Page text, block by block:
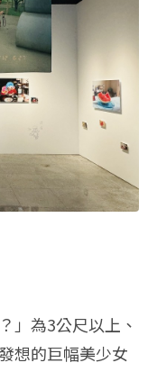
」為3公尺以上、
想的巨幅美少女